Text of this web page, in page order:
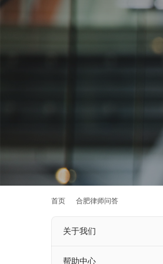
首页 合肥律师问答
关于我们
帮助中心